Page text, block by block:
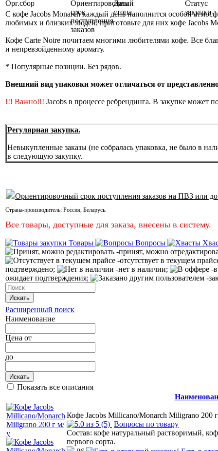
С кофе Jacobs Monarch каждый день наполнится особой
любимых и близких людей, приготовьте для них кофе Jacobs
Кофе Carte Noire почитаем многими любителями кофе. Все
и непревзойденному аромату.
* Популярные позиции. Без рядов.
Внешний вид упаковки может отличаться от
!!! Важно!!! Jacobs в процессе ребрендинга. В закупке может
Регулярная закупка.
Невыкупленные заказы (не собралась упаковка, не было в
в следующую закупку.
Ориентировочный срок поступления заказов на ПВЗ или
Страна-производитель: Россия, Беларусь.
Все товары, доступные для заказа, внесены в систему.
Товары Вопросы
-принят, можно
-отсутствует в текущем
подтверждено;
-нет в наличии;
-
ожидает подтверждения;
-
Искать
Расширенный поиск
Наименование
Цена от
до
Искать
Показать все описания
Кофе Jacobs Millicano/Monarch Miligrano 200
(5) Вопросы по товару
Состав: кофе натуральный растворимый,
первого сорта.